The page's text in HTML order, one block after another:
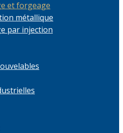
et forgeage
métallique
par injection